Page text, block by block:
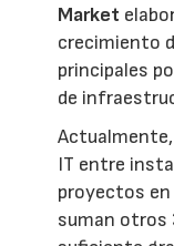
Market
crecimiento
principales
de
Actualmente,
IT entre
proyectos
suman otros